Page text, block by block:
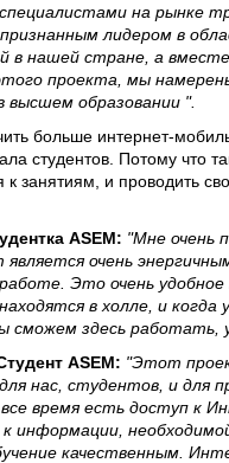
на рынке
лидером в
в нашей стране, а
проекта, мы
высшем образовании ".
больше интернет-
студентов. Потому что
к занятиям, и проводить
ASEM: "Мне очень
очень
Это очень
в холле, и когда
сможем здесь работать,
ASEM: "Этот
нас, студентов, и для
время есть доступ к
информации,
качественным.